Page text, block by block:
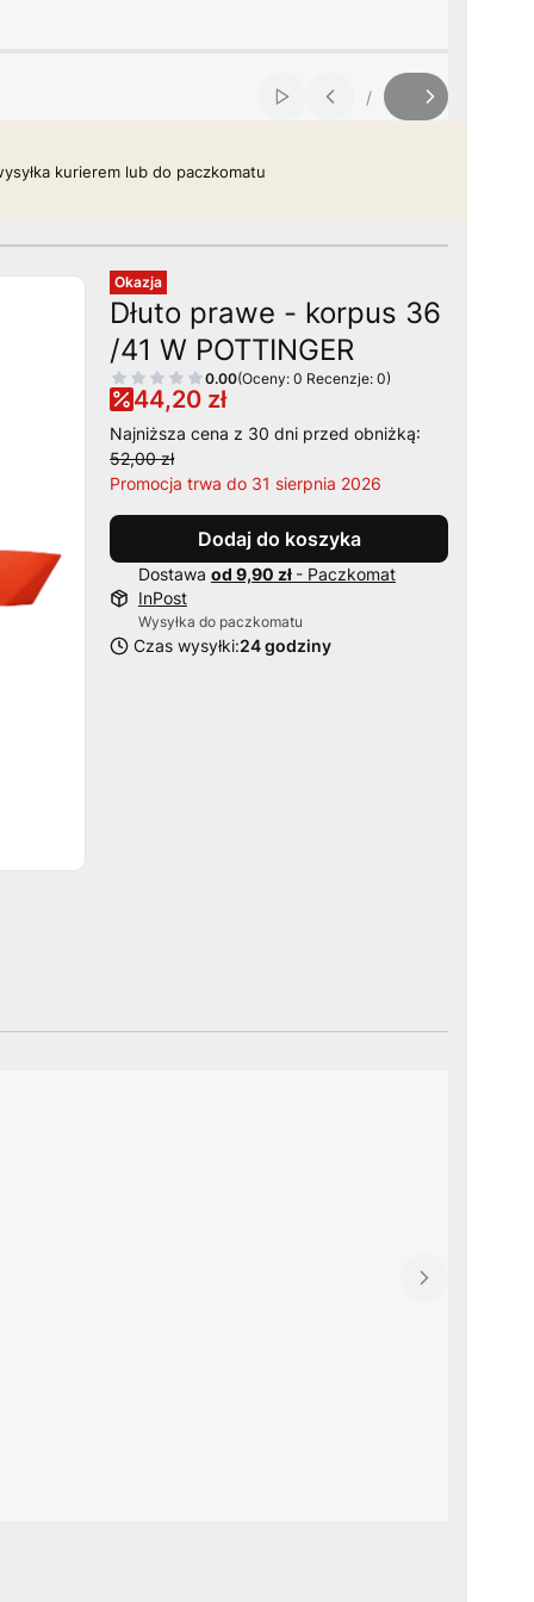
Włącz automatyczne
Slajd
/
z
kurierem lub do paczkomatu
Okazja
Dłuto prawe - korpus 36
/41 W POTTINGER
0.00(Oceny: 0 Recenzje: 0)
44,20 zł
Najniższa cena z 30 dni przed obniżką:
52,00 zł
Promocja trwa do 31 sierpnia 2026
Dodaj do koszyka
Dostawa od 9,90 zł - Paczkomat
InPost
Wysyłka do paczkomatu
Czas wysyłki:24 godziny